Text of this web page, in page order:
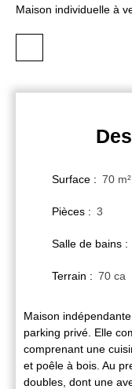
Maison individuelle à
Surface : 70 m²
Pièces : 3
Salle de bains :
Terrain : 70 ca
Maison
parking privé. Elle
comprenant une
et poêle à bois. Au
doubles, dont une